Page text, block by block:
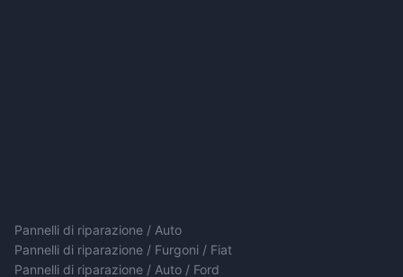
Pannelli di riparazione / Auto
Pannelli di riparazione / Furgoni / Fiat
Pannelli di riparazione / Auto / Ford